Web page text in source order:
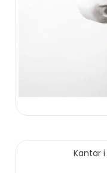
Kantar i